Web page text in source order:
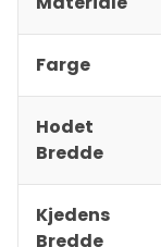
Farge
Hodet
Bredde
Kjedens
Bredde